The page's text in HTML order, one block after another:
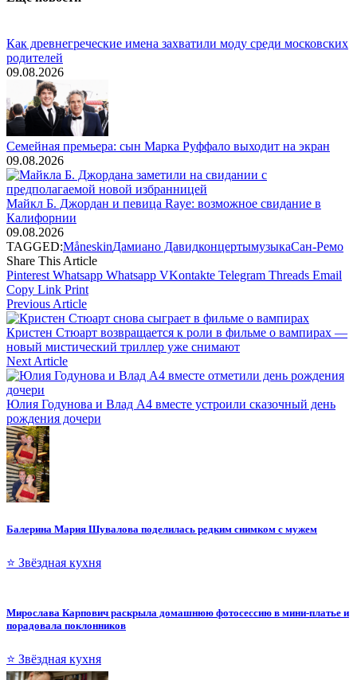
Как древнегреческие имена захватили моду среди московских
родителей
09.08.2026
Семейная премьера: сын Марка Руффало выходит на экран
09.08.2026
Майкл Б. Джордан и певица Raye: возможное свидание в
Калифорнии
09.08.2026
TAGGED:MåneskinДамиано ДавидконцертымузыкаСан-Ремо
Share This Article
Pinterest Whatsapp Whatsapp VKontakte Telegram Threads Email
Copy Link Print
Previous Article
Кристен Стюарт возвращается к роли в фильме о вампирах —
новый мистический триллер уже снимают
Next Article
Юлия Годунова и Влад А4 вместе устроили сказочный день
рождения дочери
Балерина Мария Шувалова поделилась редким снимком с мужем
⭐ Звёздная кухня
Мирослава Карпович раскрыла домашнюю фотосессию в мини-платье и
порадовала поклонников
⭐ Звёздная кухня